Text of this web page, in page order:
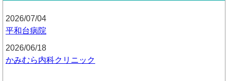
2026/07/04
平和台病院
2026/06/18
かみむら内科クリニック